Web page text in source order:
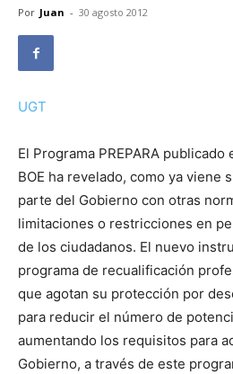
Por Juan - 30 agosto 2012
UGT
El Programa PREPARA
BOE ha revelado, como ya viene
parte del Gobierno con otras
limitaciones o restricciones en
de los ciudadanos. El nuevo
programa de recualificación
que agotan su protección por
para reducir el número de
aumentando los requisitos para
Gobierno, a través de este